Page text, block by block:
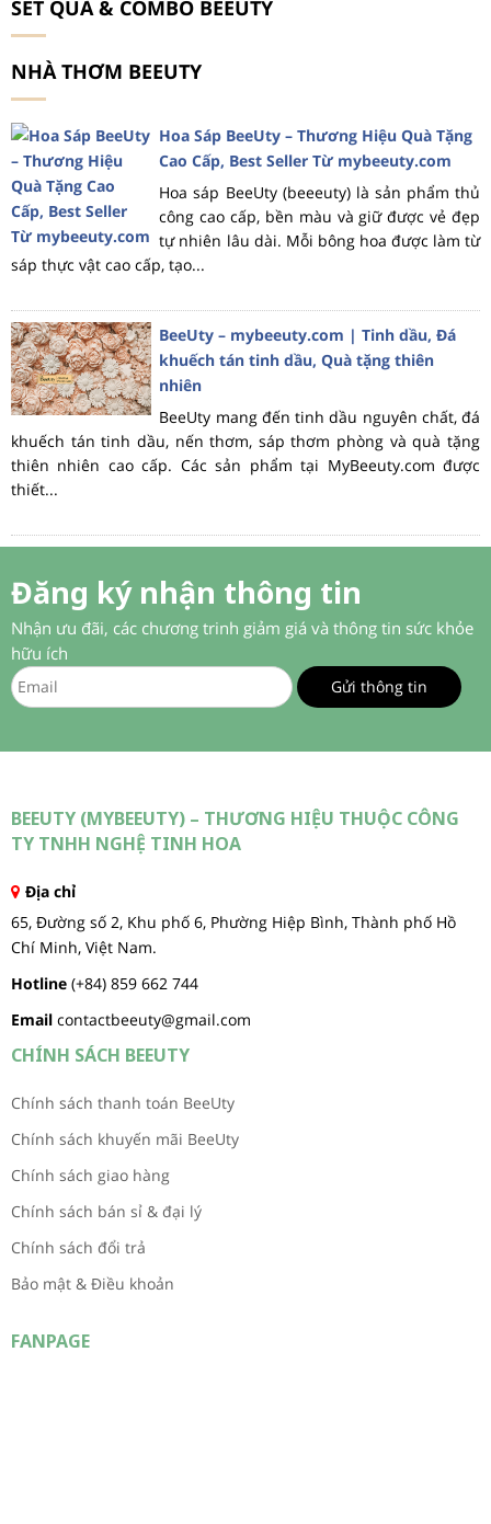
SET QUÀ & COMBO BEEUTY
NHÀ THƠM BEEUTY
Hoa Sáp BeeUty – Thương Hiệu Quà Tặng
Cao Cấp, Best Seller Từ mybeeuty.com
Hoa sáp BeeUty (beeeuty) là sản phẩm thủ
công cao cấp, bền màu và giữ được vẻ đẹp
tự nhiên lâu dài. Mỗi bông hoa được làm từ
sáp thực vật cao cấp, tạo...
BeeUty – mybeeuty.com | Tinh dầu, Đá
khuếch tán tinh dầu, Quà tặng thiên
nhiên
BeeUty mang đến tinh dầu nguyên chất, đá
khuếch tán tinh dầu, nến thơm, sáp thơm phòng và quà tặng
thiên nhiên cao cấp. Các sản phẩm tại MyBeeuty.com được
thiết...
Đăng ký nhận thông tin
Nhận ưu đãi, các chương trinh giảm giá và thông tin sức khỏe
hữu ích
BEEUTY (MYBEEUTY) – THƯƠNG HIỆU THUỘC CÔNG
TY TNHH NGHỆ TINH HOA
Địa chỉ
65, Đường số 2, Khu phố 6, Phường Hiệp Bình, Thành phố Hồ
Chí Minh, Việt Nam.
Hotline (+84) 859 662 744
Email contactbeeuty@gmail.com
CHÍNH SÁCH BEEUTY
Chính sách thanh toán BeeUty
Chính sách khuyến mãi BeeUty
Chính sách giao hàng
Chính sách bán sỉ & đại lý
Chính sách đổi trả
Bảo mật & Điều khoản
FANPAGE